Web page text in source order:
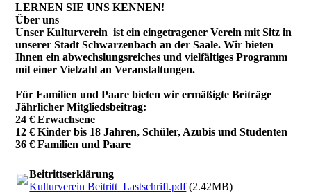
LERNEN SIE UNS KENNEN!
Über uns
Unser Kulturverein ist ein eingetragener Verein mit Sitz in
unserer Stadt Schwarzenbach an der Saale. Wir bieten
Ihnen ein abwechslungsreiches und vielfältiges Programm
mit einer Vielzahl an Veranstaltungen.
Für Familien und Paare bieten wir ermäßigte Beiträge
Jährlicher Mitgliedsbeitrag:
24 € Erwachsene
12 € Kinder bis 18 Jahren, Schüler, Azubis und Studenten
36 € Familien und Paare
Beitrittserklärung
Kulturverein Beitritt_Lastschrift.pdf(2.42MB)